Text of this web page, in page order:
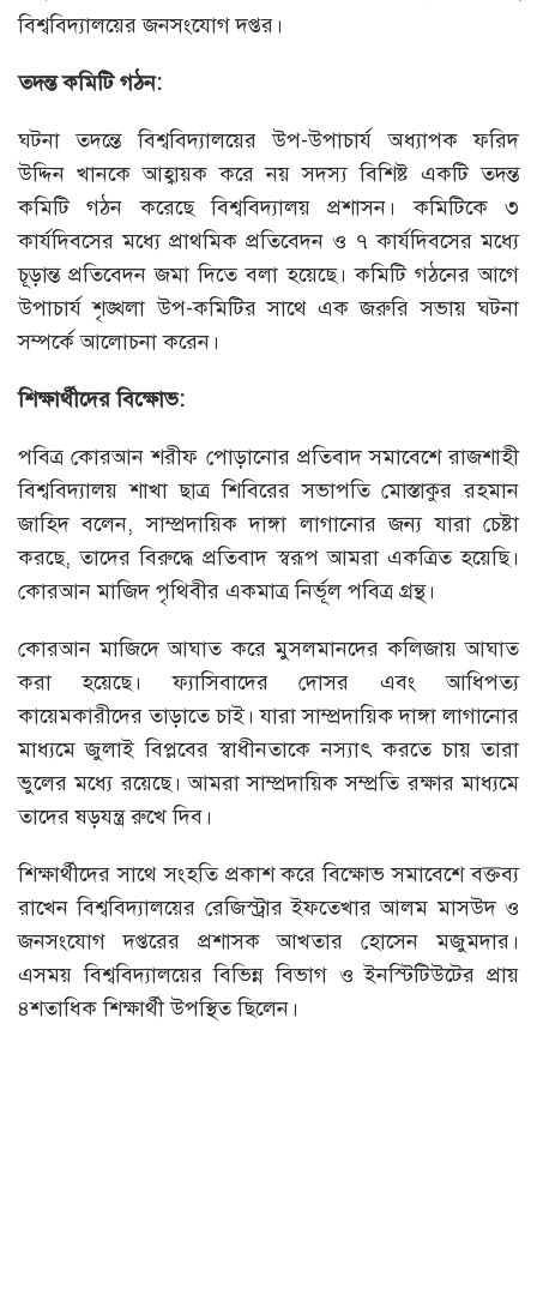
বিশ্ববিদ্যালয়ের জনসংযোগ দপ্তর।
তদন্ত কমিটি গঠন:
ঘটনা তদন্তে বিশ্ববিদ্যালয়ের উপ-উপাচার্য অধ্যাপক ফরিদ
উদ্দিন খানকে আহ্বায়ক করে নয় সদস্য বিশিষ্ট একটি তদন্ত
কমিটি গঠন করেছে বিশ্ববিদ্যালয় প্রশাসন। কমিটিকে ৩
কার্যদিবসের মধ্যে প্রাথমিক প্রতিবেদন ও ৭ কার্যদিবসের মধ্যে
চূড়ান্ত প্রতিবেদন জমা দিতে বলা হয়েছে। কমিটি গঠনের আগে
উপাচার্য শৃঙ্খলা উপ-কমিটির সাথে এক জরুরি সভায় ঘটনা
সম্পর্কে আলোচনা করেন।
শিক্ষার্থীদের বিক্ষোভ:
পবিত্র কোরআন শরীফ পোড়ানোর প্রতিবাদ সমাবেশে রাজশাহী
বিশ্ববিদ্যালয় শাখা ছাত্র শিবিরের সভাপতি মোস্তাকুর রহমান
জাহিদ বলেন, সাম্প্রদায়িক দাঙ্গা লাগানোর জন্য যারা চেষ্টা
করছে, তাদের বিরুদ্ধে প্রতিবাদ স্বরূপ আমরা একত্রিত হয়েছি।
কোরআন মাজিদ পৃথিবীর একমাত্র নির্ভূল পবিত্র গ্রন্থ।
কোরআন মাজিদে আঘাত করে মুসলমানদের কলিজায় আঘাত
করা হয়েছে। ফ্যাসিবাদের দোসর এবং আধিপত্য
কায়েমকারীদের তাড়াতে চাই। যারা সাম্প্রদায়িক দাঙ্গা লাগানোর
মাধ্যমে জুলাই বিপ্লবের স্বাধীনতাকে নস্যাৎ করতে চায় তারা
ভুলের মধ্যে রয়েছে। আমরা সাম্প্রদায়িক সম্প্রতি রক্ষার মাধ্যমে
তাদের ষড়যন্ত্র রুখে দিব।
শিক্ষার্থীদের সাথে সংহতি প্রকাশ করে বিক্ষোভ সমাবেশে বক্তব্য
রাখেন বিশ্ববিদ্যালয়ের রেজিস্ট্রার ইফতেখার আলম মাসউদ ও
জনসংযোগ দপ্তরের প্রশাসক আখতার হোসেন মজুমদার।
এসময় বিশ্ববিদ্যালয়ের বিভিন্ন বিভাগ ও ইনস্টিটিউটের প্রায়
৪শতাধিক শিক্ষার্থী উপস্থিত ছিলেন।